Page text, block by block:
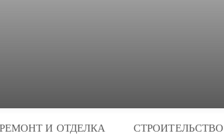
РЕМОНТ И ОТДЕЛКА СТРОИТЕЛЬСТВО